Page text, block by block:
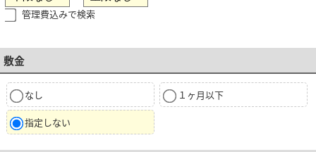
管理費込みで検索
敷金
なし １ヶ月以下
指定しない